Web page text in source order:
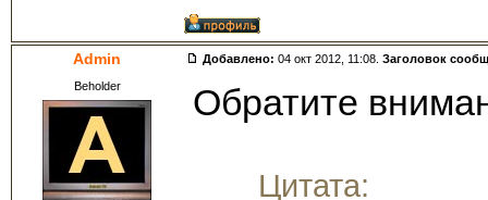
Admin Добавлено: 04 окт 2012, 11:08. Заголовок
Beholder Обратите
Цитата: